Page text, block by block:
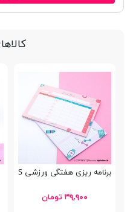
برنامه ریزی هفتگی ورزشی LMS
۳۹,۹۰۰ تومان